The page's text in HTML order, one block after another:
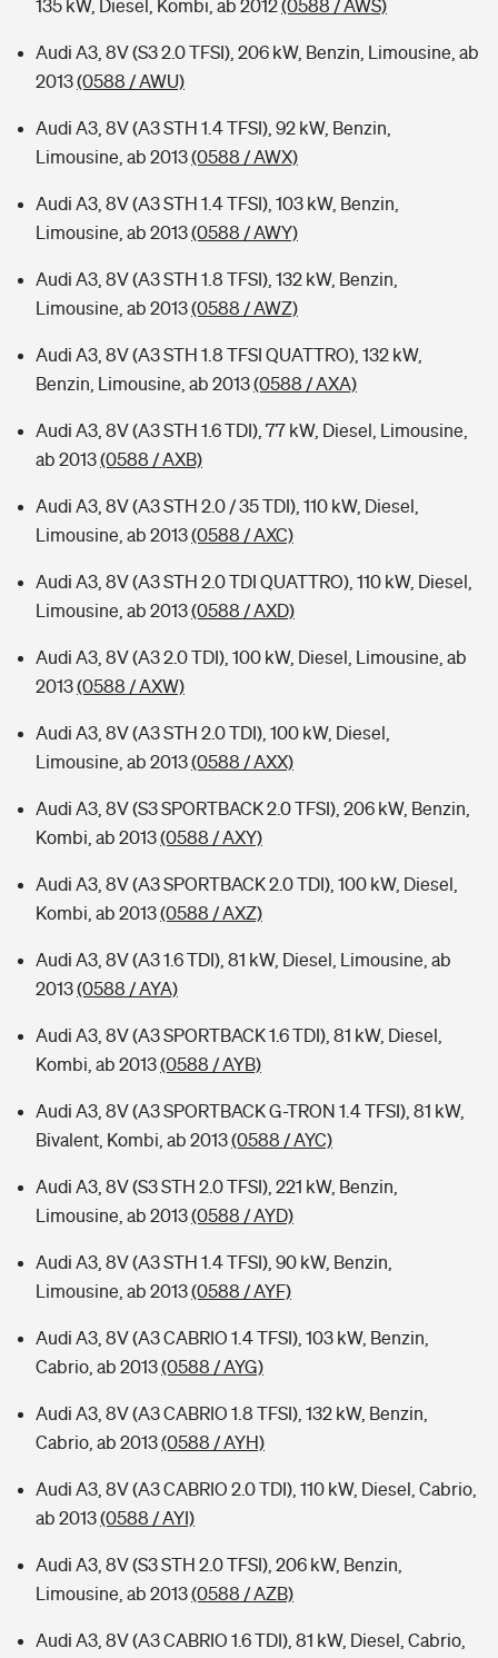
135 kW, Diesel, Kombi, ab 2012(0588 / AWS)
Audi A3, 8V (S3 2.0 TFSI), 206 kW, Benzin, Limousine, ab
2013(0588 / AWU)
Audi A3, 8V (A3 STH 1.4 TFSI), 92 kW, Benzin,
Limousine, ab 2013(0588 / AWX)
Audi A3, 8V (A3 STH 1.4 TFSI), 103 kW, Benzin,
Limousine, ab 2013(0588 / AWY)
Audi A3, 8V (A3 STH 1.8 TFSI), 132 kW, Benzin,
Limousine, ab 2013(0588 / AWZ)
Audi A3, 8V (A3 STH 1.8 TFSI QUATTRO), 132 kW,
Benzin, Limousine, ab 2013(0588 / AXA)
Audi A3, 8V (A3 STH 1.6 TDI), 77 kW, Diesel, Limousine,
ab 2013(0588 / AXB)
Audi A3, 8V (A3 STH 2.0 / 35 TDI), 110 kW, Diesel,
Limousine, ab 2013(0588 / AXC)
Audi A3, 8V (A3 STH 2.0 TDI QUATTRO), 110 kW, Diesel,
Limousine, ab 2013(0588 / AXD)
Audi A3, 8V (A3 2.0 TDI), 100 kW, Diesel, Limousine, ab
2013(0588 / AXW)
Audi A3, 8V (A3 STH 2.0 TDI), 100 kW, Diesel,
Limousine, ab 2013(0588 / AXX)
Audi A3, 8V (S3 SPORTBACK 2.0 TFSI), 206 kW, Benzin,
Kombi, ab 2013(0588 / AXY)
Audi A3, 8V (A3 SPORTBACK 2.0 TDI), 100 kW, Diesel,
Kombi, ab 2013(0588 / AXZ)
Audi A3, 8V (A3 1.6 TDI), 81 kW, Diesel, Limousine, ab
2013(0588 / AYA)
Audi A3, 8V (A3 SPORTBACK 1.6 TDI), 81 kW, Diesel,
Kombi, ab 2013(0588 / AYB)
Audi A3, 8V (A3 SPORTBACK G-TRON 1.4 TFSI), 81 kW,
Bivalent, Kombi, ab 2013(0588 / AYC)
Audi A3, 8V (S3 STH 2.0 TFSI), 221 kW, Benzin,
Limousine, ab 2013(0588 / AYD)
Audi A3, 8V (A3 STH 1.4 TFSI), 90 kW, Benzin,
Limousine, ab 2013(0588 / AYF)
Audi A3, 8V (A3 CABRIO 1.4 TFSI), 103 kW, Benzin,
Cabrio, ab 2013(0588 / AYG)
Audi A3, 8V (A3 CABRIO 1.8 TFSI), 132 kW, Benzin,
Cabrio, ab 2013(0588 / AYH)
Audi A3, 8V (A3 CABRIO 2.0 TDI), 110 kW, Diesel, Cabrio,
ab 2013(0588 / AYI)
Audi A3, 8V (S3 STH 2.0 TFSI), 206 kW, Benzin,
Limousine, ab 2013(0588 / AZB)
Audi A3, 8V (A3 CABRIO 1.6 TDI), 81 kW, Diesel, Cabrio,